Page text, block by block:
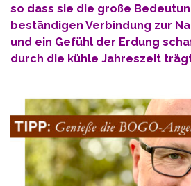
so dass sie die große
beständigen Verbindung zur
und ein Gefühl der Erdung
durch die kühle Jahreszeit